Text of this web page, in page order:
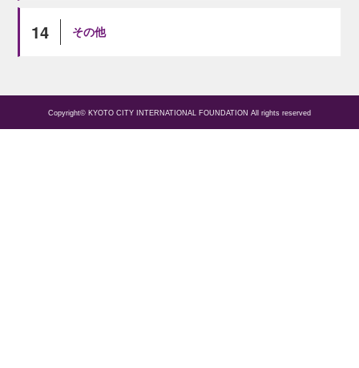
14 その他
Copyright© KYOTO CITY INTERNATIONAL FOUNDATION All rights reserved